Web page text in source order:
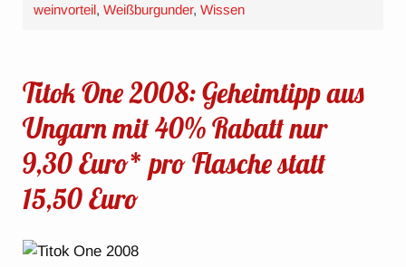
weinvorteil,Weißburgunder,Wissen
Titok One 2008: Geheimtipp aus
Ungarn mit 40% Rabatt nur
9,30 Euro* pro Flasche statt
15,50 Euro